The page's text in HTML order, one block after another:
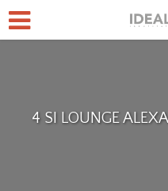
4 SI LOUNGE